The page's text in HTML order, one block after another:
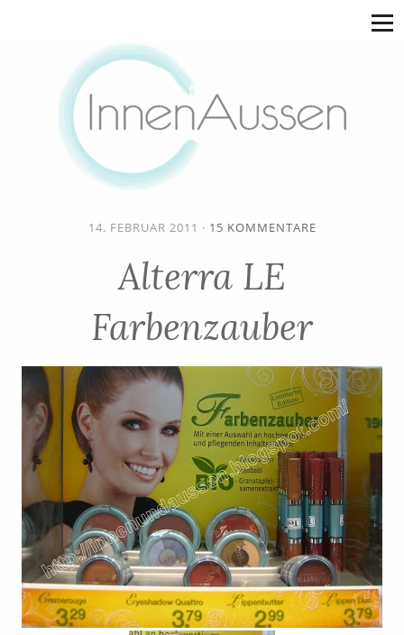
14. FEBRUAR 2011 · 15 KOMMENTARE
Alterra LE
Farbenzauber